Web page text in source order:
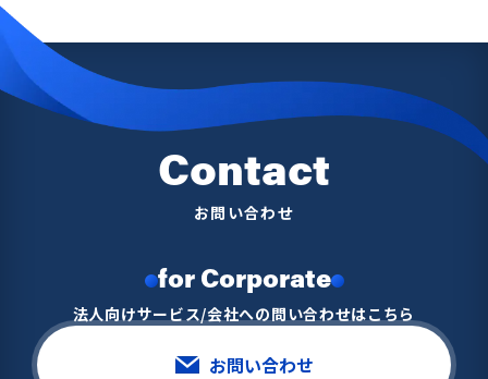
Contact
お問い合わせ
for Corporate
法人向けサービス/会社への問い合わせはこちら
お問い合わせ